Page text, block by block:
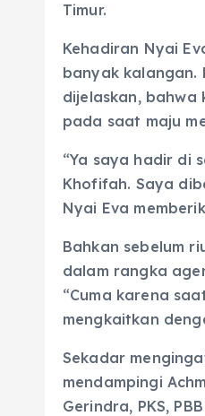
Timur.
Kehadiran Nyai
banyak kalangan.
dijelaskan, bahwa
pada saat maju
“Ya saya hadir di
Khofifah. Saya
Nyai Eva
Bahkan sebelum
dalam rangka
“Cuma karena
mengkaitkan
Sekadar
mendampingi
Gerindra, PKS,